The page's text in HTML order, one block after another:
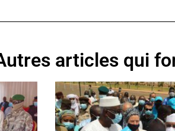
articles qui